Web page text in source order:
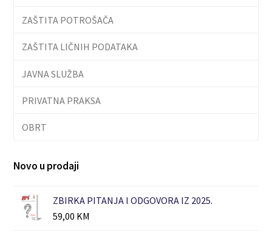
ZAŠTITA POTROŠAČA
ZAŠTITA LIČNIH PODATAKA
JAVNA SLUŽBA
PRIVATNA PRAKSA
OBRT
Novo u prodaji
ZBIRKA PITANJA I ODGOVORA IZ 2025.
59,00 KM